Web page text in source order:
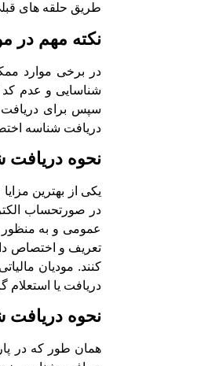
طریق حلقه های
نکته مهم در
در برخی موارد
شناسایی و عدم کد
سپس برای دریافت
دریافت شناسه
نحوه دریافت
یکی از بهترین
در صورتحساب
عمومی و به منظور
تعریف و اختصاص
دریافت یا استعلام
نحوه
همان طور که در